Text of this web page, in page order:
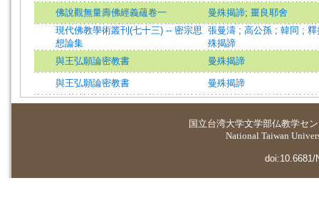
佛說觀無量壽佛經義蘊卷一 曼殊揭諦; 畺良耶舍
現代佛教學術叢刊(七十三) -- 密宗思
想論集
張曼濤 ; 高公孫 ; 韓同 ;
殊揭諦
與王弘願論密教書
曼殊揭諦
與王弘願論密教書 曼殊揭諦
国立台湾大学文学部仏教学セ
National Taiwan
doi:10.6681/